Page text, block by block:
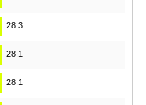
28.3
28.1
28.1